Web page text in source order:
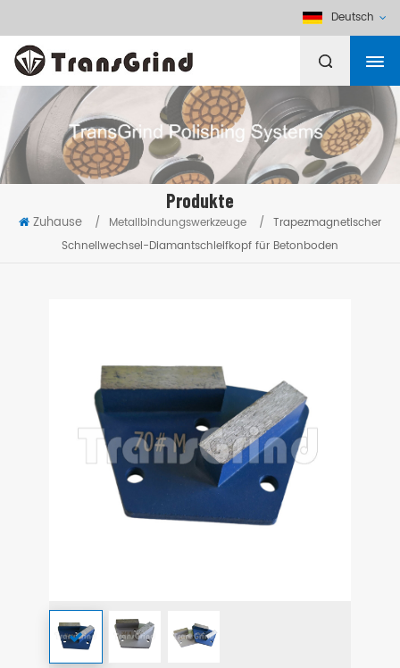
Deutsch
Produkte
Zuhause / Metallbindungswerkzeuge / Trapezmagnetischer
Schnellwechsel-Diamantschleifkopf für Betonboden